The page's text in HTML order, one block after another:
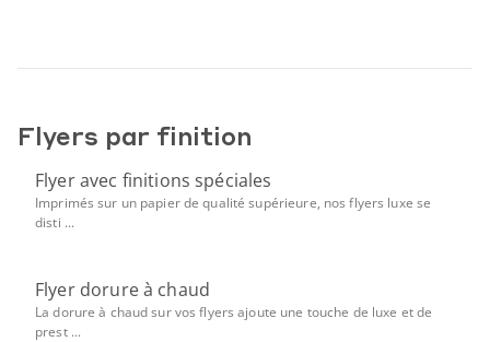
Flyers par finition
Flyer avec finitions spéciales
Imprimés sur un papier de qualité supérieure, nos flyers luxe se
disti ...
Flyer dorure à chaud
La dorure à chaud sur vos flyers ajoute une touche de luxe et de
prest ...